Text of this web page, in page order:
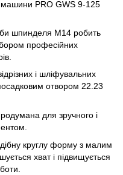
машини PRO GWS 9-125
шпинделя M14 робить
професійних
і шліфувальних
отвором 22.23
для зручного і
круглу форму з малим
хват і підвищується